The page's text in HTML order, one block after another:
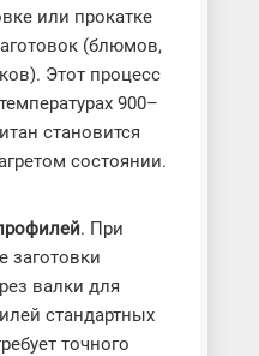
или прокатке
(блюмов,
Этот процесс
900–
становится
состоянии.
. При
заготовки
валки для
стандартных
точного